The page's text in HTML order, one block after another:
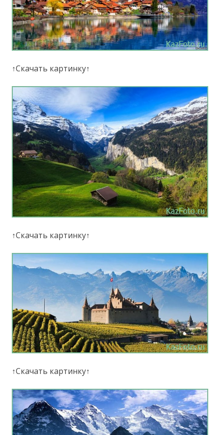
↑Скачать картинку↑
↑Скачать картинку↑
↑Скачать картинку↑